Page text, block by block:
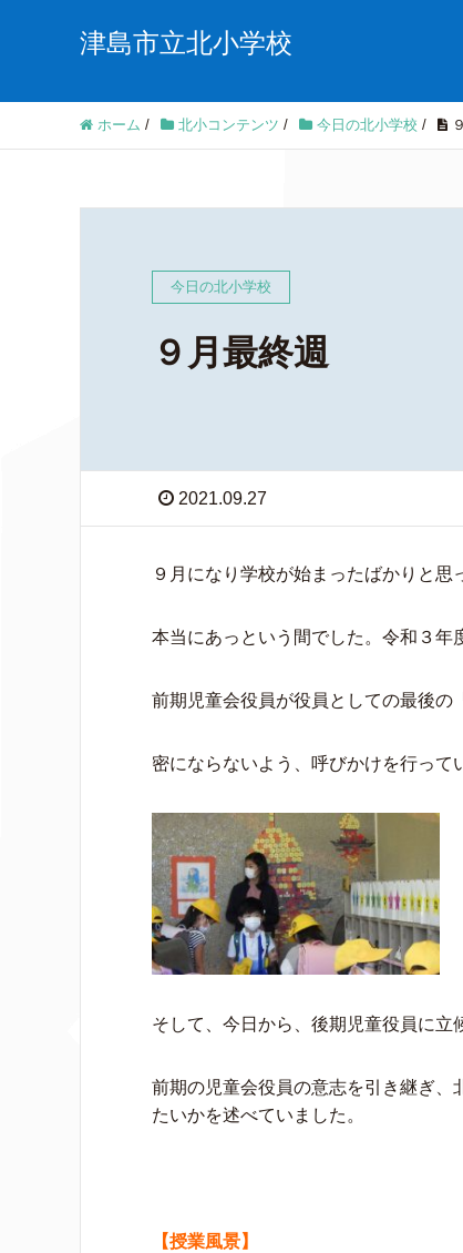
津島市立北小学校
ホーム / 北小コンテンツ / 今日の北小学校 /
今日の北小学校
９月最終週
2021.09.27
９月になり学校が始まったばかりと思
本当にあっという間でした。令和３年
前期児童会役員が役員としての最後の
密にならないよう、呼びかけを行って
そして、今日から、後期児童役員に立
前期の児童会役員の意志を引き継ぎ、
たいかを述べていました。
【授業風景】